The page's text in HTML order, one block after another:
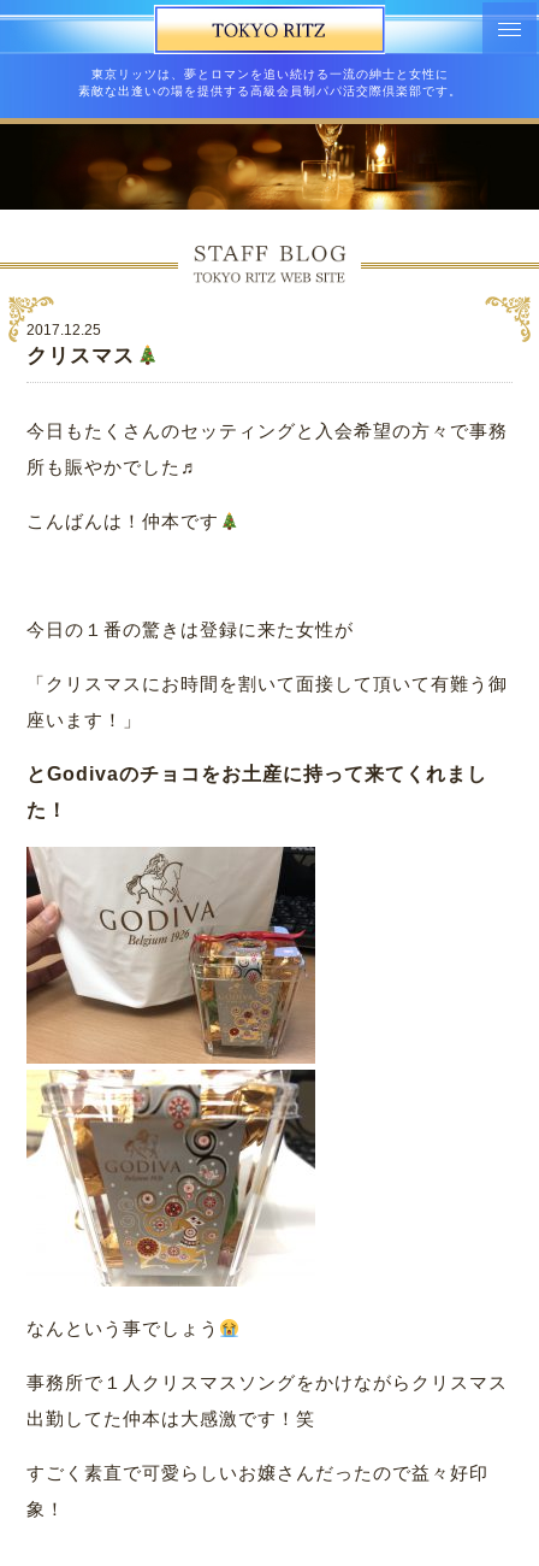
東京リッツは、夢とロマンを追い続ける一流の紳士と女性に
素敵な出逢いの場を提供する高級会員制パパ活交際倶楽部です。
2017.12.25
クリスマス
今日もたくさんのセッティングと入会希望の方々で事務
所も賑やかでした♬
こんばんは！仲本です
今日の１番の驚きは登録に来た女性が
「クリスマスにお時間を割いて面接して頂いて有難う御
座います！」
とGodivaのチョコをお土産に持って来てくれまし
た！
なんという事でしょう
事務所で１人クリスマスソングをかけながらクリスマス
出勤してた仲本は大感激です！笑
すごく素直で可愛らしいお嬢さんだったので益々好印
象！